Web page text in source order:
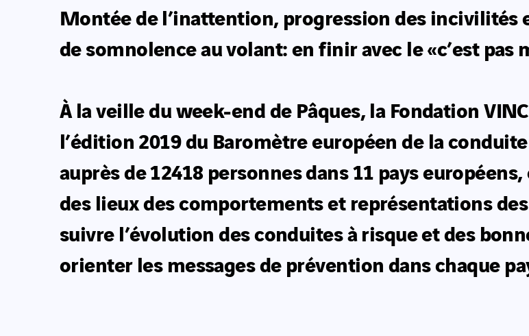
Montée de l’inattention, progression des incivilités
de somnolence au volant: en finir avec le «c’est pas
À la veille du week-end de Pâques, la Fondation
l’édition 2019 du Baromètre européen de la
auprès de 12418 personnes dans 11 pays
des lieux des comportements et représentations
suivre l’évolution des conduites à risque et des
orienter les messages de prévention dans chaque